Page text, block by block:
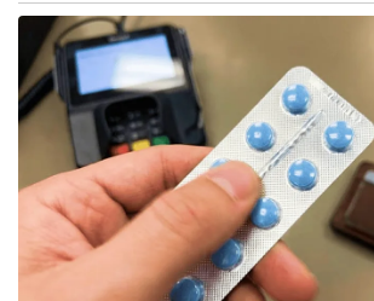
ടാർമാക്കിലൂടെ വലിയ ട്രങ്കുകളിൽ
വിമാനത്തിലേക്ക് മാറ്റുന്ന ദൃശ്യങ്ങൾ
പുറത്തുവന്നപ്പോഴാണ് കേന്ദ്ര സർക്കാർ
നേരിടുന്ന അതീവ ഗുരുതരമായ
തകർച്ചയുടെ ആഴം
സർക്കാരിന്റെ കാലത്ത് തുടങ്ങിയ
നരസിംഹ റാവു പ്രധാനമന്ത്രിയായ
പൂർത്തിയാക്കിയത്. റിസർവ് ബാങ്ക്
വെങ്കിട്ടരമണന്റെ നേതൃത്വത്തിൽ
ദൗത്യത്തിലൂടെ 405 മില്യൺ